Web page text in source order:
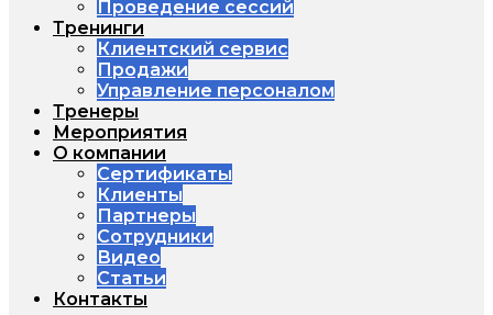
Проведение сессий
Тренинги
Клиентский сервис
Продажи
Управление персоналом
Тренеры
Мероприятия
О компании
Сертификаты
Клиенты
Партнеры
Сотрудники
Видео
Статьи
Контакты